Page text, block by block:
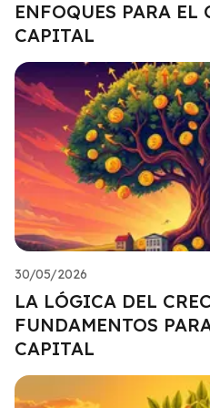
ENFOQUES PARA EL
CAPITAL
30/05/2026
LA LÓGICA DEL
FUNDAMENTOS
CAPITAL